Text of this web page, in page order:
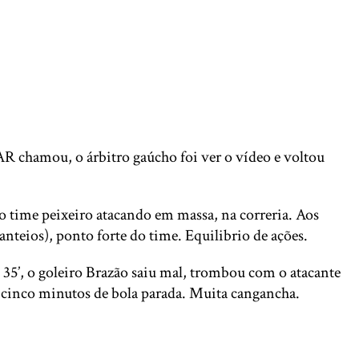
chamou, o árbitro gaúcho foi ver o vídeo e voltou
peixeiro atacando em massa, na correria. Aos
ponto forte do time. Equilibrio de ações.
o goleiro Brazão saiu mal, trombou com o atacante
minutos de bola parada. Muita cangancha.